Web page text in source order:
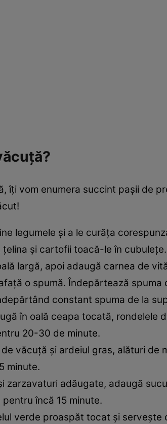
îți vom enumera succint pașii de
legumele și a le curăța
și cartofii toacă-le în
largă, apoi adaugă carnea de
o spumă. Îndepărtează spuma
constant spuma de la
în oală ceapa tocată, rondelele
20-30 de minute.
văcuță și ardeiul gras, alături de
minute.
zarzavaturi adăugate, adaugă
încă 15 minute.
verde proaspăt tocat și servește